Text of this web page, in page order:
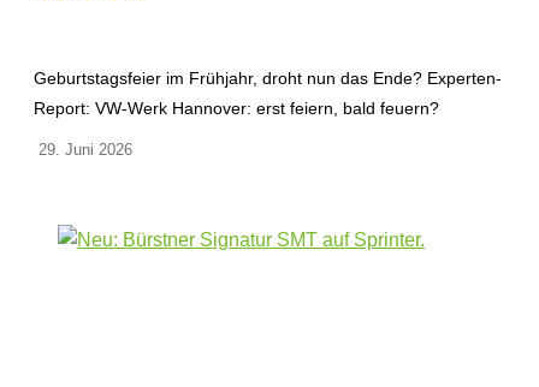
Geburtstagsfeier im Frühjahr, droht nun das Ende? Experten-
Report: VW-Werk Hannover: erst feiern, bald feuern?
29. Juni 2026